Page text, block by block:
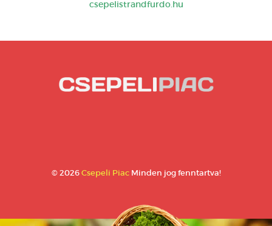
csepelistrandfurdo.hu
© 2026Csepeli PiacMinden jog fenntartva!